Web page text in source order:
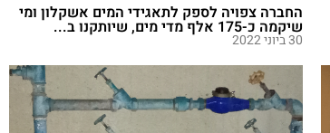
החברה צפויה לספק לתאגידי המים אשקלון ומי
שיקמה כ-175 אלף מדי מים, שיותקנו ב...
30 ביוני 2022